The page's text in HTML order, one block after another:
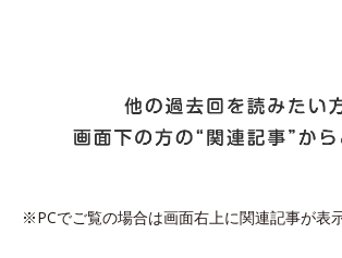
※PCでご覧の場合は画面右上に関連記事が表